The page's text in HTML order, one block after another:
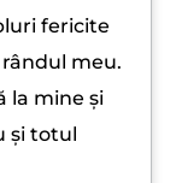
fericite
meu.
la mine și
și totul